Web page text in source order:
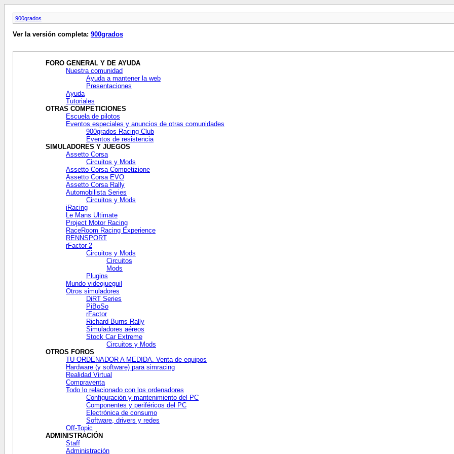
900grados
Ver la versión completa: 900grados
FORO GENERAL Y DE AYUDA
Nuestra comunidad
Ayuda a mantener la web
Presentaciones
Ayuda
Tutoriales
OTRAS COMPETICIONES
Escuela de pilotos
Eventos especiales y anuncios de otras comunidades
900grados Racing Club
Eventos de resistencia
SIMULADORES Y JUEGOS
Assetto Corsa
Circuitos y Mods
Assetto Corsa Competizione
Assetto Corsa EVO
Assetto Corsa Rally
Automobilista Series
Circuitos y Mods
iRacing
Le Mans Ultimate
Project Motor Racing
RaceRoom Racing Experience
RENNSPORT
rFactor 2
Circuitos y Mods
Circuitos
Mods
Plugins
Mundo videojueguil
Otros simuladores
DiRT Series
PiBoSo
rFactor
Richard Burns Rally
Simuladores aéreos
Stock Car Extreme
Circuitos y Mods
OTROS FOROS
TU ORDENADOR A MEDIDA. Venta de equipos
Hardware (y software) para simracing
Realidad Virtual
Compraventa
Todo lo relacionado con los ordenadores
Configuración y mantenimiento del PC
Componentes y periféricos del PC
Electrónica de consumo
Software, drivers y redes
Off-Topic
ADMINISTRACIÓN
Staff
Administración